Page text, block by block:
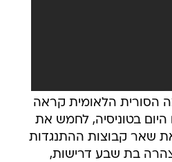
הסורית הלאומית קראה
היום בטוניסיה, לחמש את
שאר קבוצות ההתנגדות
בת שבע דרישות,